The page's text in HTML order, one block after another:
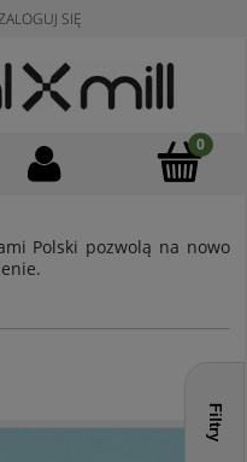
SIĘ
Filtry
Polski pozwolą na nowo